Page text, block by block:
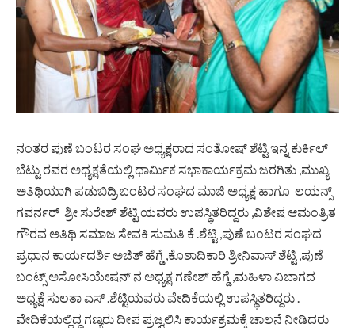
ನಂತರ ಪುಣೆ ಬಂಟರ ಸಂಘ ಅಧ್ಯಕ್ಷರಾದ ಸಂತೋಷ್ ಶೆಟ್ಟಿ ಇನ್ನ ಕುರ್ಕಿಲ್
ಬೆಟ್ಟು ರವರ ಅಧ್ಯಕ್ಷತೆಯಲ್ಲಿ ಧಾರ್ಮಿಕ ಸಭಾಕಾರ್ಯಕ್ರಮ ಜರಗಿತು ,ಮುಖ್ಯ
ಅತಿಥಿಯಾಗಿ ಪಡುಬಿದ್ರಿ ಬಂಟರ ಸಂಘದ ಮಾಜಿ ಅಧ್ಯಕ್ಷ ಹಾಗೂ ಲಯನ್ಸ್
ಗವರ್ನರ್ ಶ್ರೀ ಸುರೇಶ್ ಶೆಟ್ಟಿ ಯವರು ಉಪಸ್ಥಿತರಿದ್ದರು ,ವಿಶೇಷ ಆಮಂತ್ರಿತ
ಗೌರವ ಅತಿಥಿ ಸಮಾಜ ಸೇವಕಿ ಸುಮತಿ ಕೆ .ಶೆಟ್ಟಿ ,ಪುಣೆ ಬಂಟರ ಸಂಘದ
ಪ್ರಧಾನ ಕಾರ್ಯದರ್ಶಿ ಅಜಿತ್ ಹೆಗ್ಡೆ ,ಕೊಶಾದಿಕಾರಿ ಶ್ರೀನಿವಾಸ್ ಶೆಟ್ಟಿ ,ಪುಣೆ
ಬಂಟ್ಸ್ ಅಸೋಸಿಯೇಷನ್ ನ ಅಧ್ಯಕ್ಷ ಗಣೇಶ್ ಹೆಗ್ಡೆ ,ಮಹಿಳಾ ವಿಬಾಗದ
ಅಧ್ಯಕ್ಷೆ ಸುಲತಾ ಎಸ್ .ಶೆಟ್ಟಿಯವರು ವೇದಿಕೆಯಲ್ಲಿ ಉಪಸ್ಥಿತರಿದ್ದರು .
ವೇದಿಕೆಯಲ್ಲಿದ್ದ ಗಣ್ಯರು ದೀಪ ಪ್ರಜ್ವಲಿಸಿ ಕಾರ್ಯಕ್ರಮಕ್ಕೆ ಚಾಲನೆ ನೀಡಿದರು